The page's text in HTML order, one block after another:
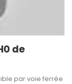
de
par voie ferrée